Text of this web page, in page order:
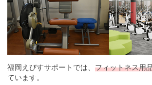
福岡えびすサポートでは、 フィットネス用
ています。